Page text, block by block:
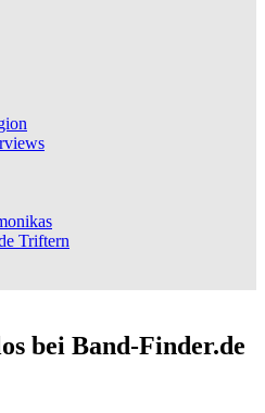
Triftern
bei Band-Finder.de